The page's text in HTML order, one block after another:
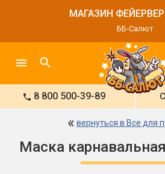
МАГАЗИН
ББ-Салют
8 800 500-39-89
« вернуться в Все для
Маска